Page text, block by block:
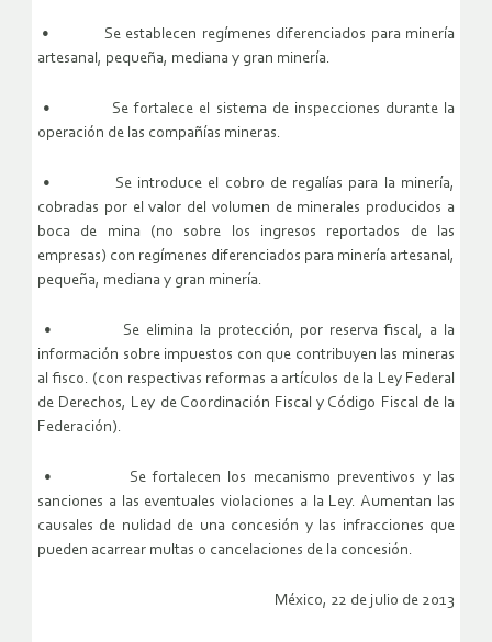
• Se establecen regímenes diferenciados para minería
artesanal, pequeña, mediana y gran minería.
• Se fortalece el sistema de inspecciones durante la
operación de las compañías mineras.
• Se introduce el cobro de regalías para la minería,
cobradas por el valor del volumen de minerales producidos a
boca de mina (no sobre los ingresos reportados de las
empresas) con regímenes diferenciados para minería artesanal,
pequeña, mediana y gran minería.
• Se elimina la protección, por reserva fiscal, a la
información sobre impuestos con que contribuyen las mineras
al fisco. (con respectivas reformas a artículos de la Ley Federal
de Derechos, Ley de Coordinación Fiscal y Código Fiscal de la
Federación).
• Se fortalecen los mecanismo preventivos y las
sanciones a las eventuales violaciones a la Ley. Aumentan las
causales de nulidad de una concesión y las infracciones que
pueden acarrear multas o cancelaciones de la concesión.
México, 22 de julio de 2013